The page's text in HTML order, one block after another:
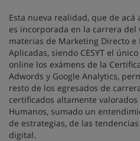
Esta nueva realidad, que de
es incorporada en la carrera del
materias de Marketing Directo e
Aplicadas, siendo CESYT el
online los exámens de la
Adwords y Google Analytics,
resto de los egresados de
certificados altamente
Humanos, sumado un
de estrategias, de las
digital.